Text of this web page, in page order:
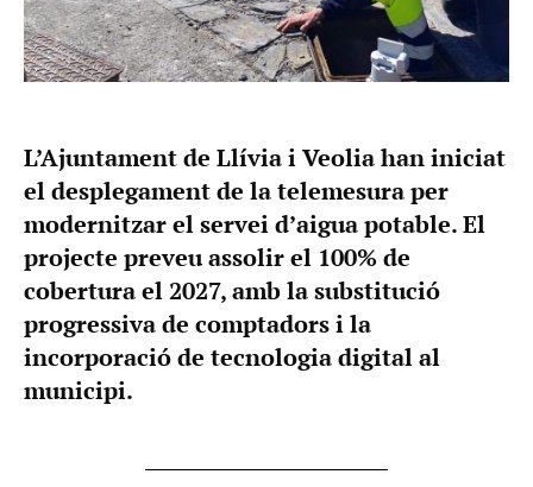
L’Ajuntament de Llívia i Veolia han iniciat
el desplegament de la telemesura per
modernitzar el servei d’aigua potable. El
projecte preveu assolir el 100% de
cobertura el 2027, amb la substitució
progressiva de comptadors i la
incorporació de tecnologia digital al
municipi.